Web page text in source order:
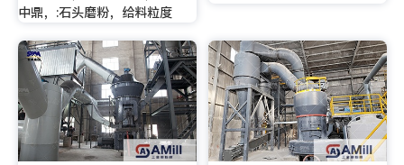
中鼎，:石头磨粉，给料粒度